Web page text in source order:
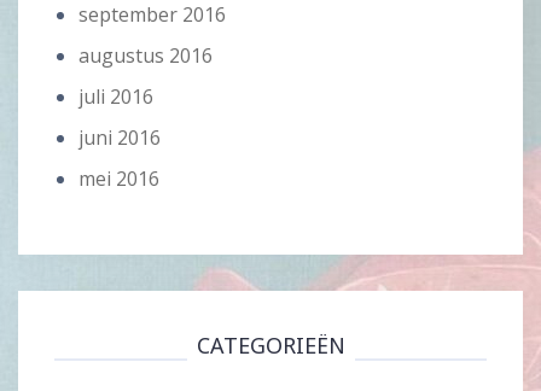
september 2016
augustus 2016
juli 2016
juni 2016
mei 2016
CATEGORIEËN